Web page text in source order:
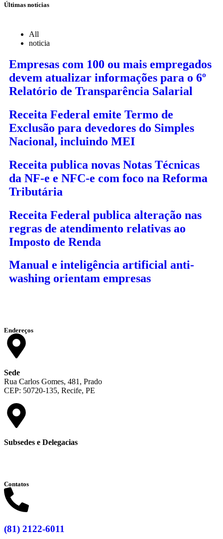
Últimas notícias
All
noticia
Empresas com 100 ou mais empregados
devem atualizar informações para o 6º
Relatório de Transparência Salarial
Receita Federal emite Termo de
Exclusão para devedores do Simples
Nacional, incluindo MEI
Receita publica novas Notas Técnicas
da NF-e e NFC-e com foco na Reforma
Tributária
Receita Federal publica alteração nas
regras de atendimento relativas ao
Imposto de Renda
Manual e inteligência artificial anti-
washing orientam empresas
Endereços
Sede
Rua Carlos Gomes, 481, Prado
CEP: 50720-135, Recife, PE
Subsedes e Delegacias
Contatos
(81) 2122-6011